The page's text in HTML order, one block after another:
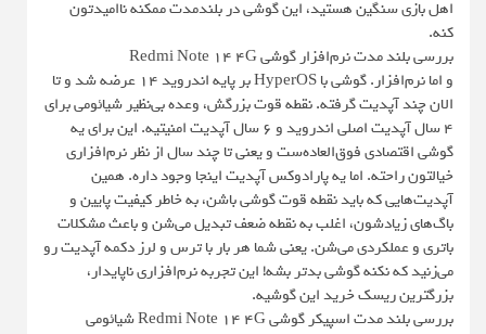
اهل بازی سنگین هستید، این گوشی در بلندمدت ممکنه ناامیدتون
کنه.
بررسی بلند مدت نرم‌افزار گوشی Redmi Note 14 4G
و اما نرم‌افزار. گوشی با HyperOS بر پایه اندروید ۱۴ عرضه شد و تا
الان چند آپدیت گرفته. نقطه قوت بزرگش، وعده بی‌نظیر شیائومی برای
۴ سال آپدیت اصلی اندروید و ۶ سال آپدیت امنیتیه. این برای یه
گوشی اقتصادی فوق‌العاده‌ست و یعنی تا چند سال از نظر نرم‌افزاری
خیالتون راحته. اما یه پارادوکس آپدیت اینجا وجود داره. همین
آپدیت‌هایی که باید نقطه قوت گوشی باشن، به خاطر کیفیت پایین و
باگ‌های زیادشون، اغلب به نقطه ضعف تبدیل می‌شن و باعث مشکلات
باتری و عملکردی می‌شن. یعنی شما هر بار با ترس و لرز دکمه آپدیت رو
می‌زنید که نکنه گوشی بدتر بشه! این تجربه نرم‌افزاری ناپایدار،
بزرگترین ریسک خرید این گوشیه.
بررسی بلند مدت اسپیکر گوشی Redmi Note 14 4G شیائومی